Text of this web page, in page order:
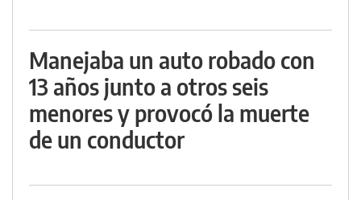
Manejaba un auto robado con
13 años junto a otros seis
menores y provocó la muerte
de un conductor